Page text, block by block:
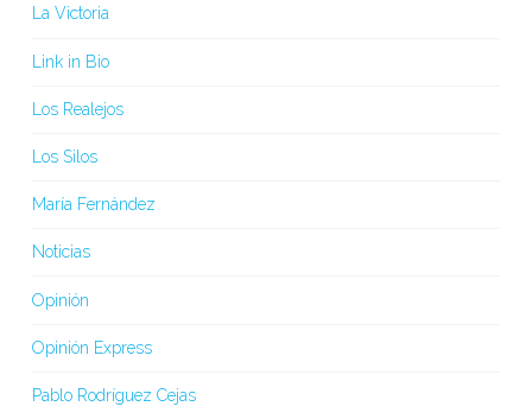
La Victoria
Link in Bio
Los Realejos
Los Silos
María Fernández
Noticias
Opinión
Opinión Express
Pablo Rodríguez Cejas